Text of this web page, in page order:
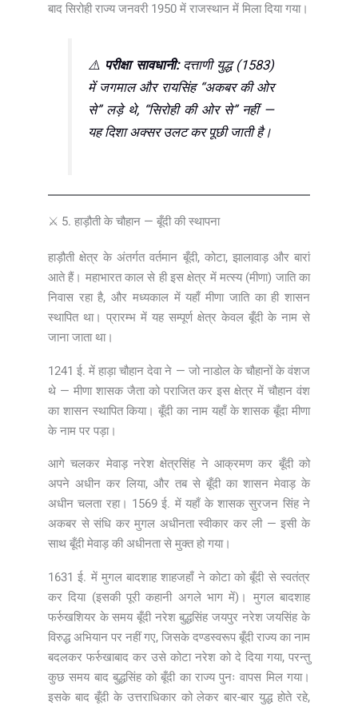
बाद सिरोही राज्य जनवरी 1950 में राजस्थान में मिला दिया गया।
⚠️ परीक्षा सावधानी:दत्ताणी युद्ध (1583)
में जगमाल और रायसिंह “अकबर की ओर
से” लड़े थे, “सिरोही की ओर से” नहीं —
यह दिशा अक्सर उलट कर पूछी जाती है।
⚔️ 5. हाड़ौती के चौहान — बूँदी की स्थापना
हाड़ौती क्षेत्र के अंतर्गत वर्तमान बूँदी, कोटा, झालावाड़ और बारां
आते हैं। महाभारत काल से ही इस क्षेत्र में मत्स्य (मीणा) जाति का
निवास रहा है, और मध्यकाल में यहाँ मीणा जाति का ही शासन
स्थापित था। प्रारम्भ में यह सम्पूर्ण क्षेत्र केवल बूँदी के नाम से
जाना जाता था।
1241 ई. में हाड़ा चौहान देवा ने — जो नाडोल के चौहानों के वंशज
थे — मीणा शासक जैता को पराजित कर इस क्षेत्र में चौहान वंश
का शासन स्थापित किया। बूँदी का नाम यहाँ के शासक बूँदा मीणा
के नाम पर पड़ा।
आगे चलकर मेवाड़ नरेश क्षेत्रसिंह ने आक्रमण कर बूँदी को
अपने अधीन कर लिया, और तब से बूँदी का शासन मेवाड़ के
अधीन चलता रहा। 1569 ई. में यहाँ के शासक सुरजन सिंह ने
अकबर से संधि कर मुगल अधीनता स्वीकार कर ली — इसी के
साथ बूँदी मेवाड़ की अधीनता से मुक्त हो गया।
1631 ई. में मुगल बादशाह शाहजहाँ ने कोटा को बूँदी से स्वतंत्र
कर दिया (इसकी पूरी कहानी अगले भाग में)। मुगल बादशाह
फर्रुखशियर के समय बूँदी नरेश बुद्धसिंह जयपुर नरेश जयसिंह के
विरुद्ध अभियान पर नहीं गए, जिसके दण्डस्वरूप बूँदी राज्य का नाम
बदलकर फर्रुखाबाद कर उसे कोटा नरेश को दे दिया गया, परन्तु
कुछ समय बाद बुद्धसिंह को बूँदी का राज्य पुनः वापस मिल गया।
इसके बाद बूँदी के उत्तराधिकार को लेकर बार-बार युद्ध होते रहे,